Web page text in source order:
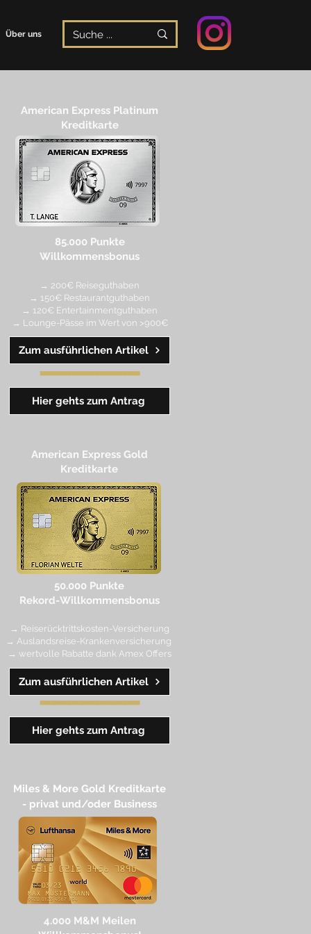
Über uns
American Express Platinum
Kreditkarte
85.000 Punkte
Willkommensbonus
→ 200€ Reiseguthaben
→ 150€ Restaurantguthaben
→ 120€ Entertainmentguthaben
→ Lounge-Pässe im Wert von >900€
━━━━━━━
Zum ausführlichen Artikel
Hier gehts zum Antrag
American Express Gold
Kreditkarte
50.000 Punkte
Rekord-Willkommensbonus
→ Reiserücktrittskosten-Versicherung
→ Auslandsreise-Krankenversicherung
→ wertvolle Rabatte dank Amex Offers
━━━━━━━
Zum ausführlichen Artikel
Hier gehts zum Antrag
Miles & More Gold Kreditkarte​
- privat und/oder Business
4.000 M&M Meilen